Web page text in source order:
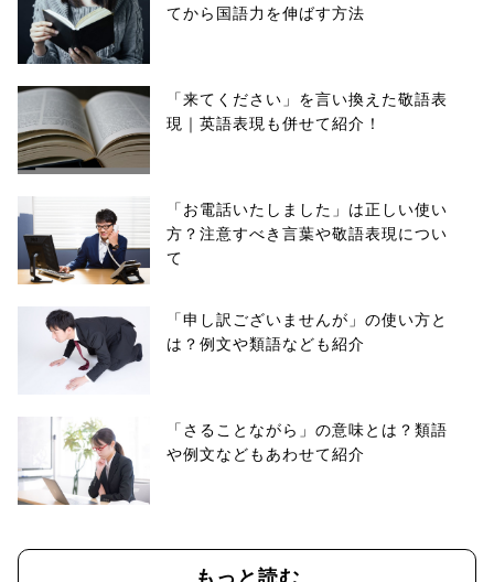
てから国語力を伸ばす方法
「来てください」を言い換えた敬語表
現｜英語表現も併せて紹介！
「お電話いたしました」は正しい使い
方？注意すべき言葉や敬語表現につい
て
「申し訳ございませんが」の使い方と
は？例文や類語なども紹介
「さることながら」の意味とは？類語
や例文などもあわせて紹介